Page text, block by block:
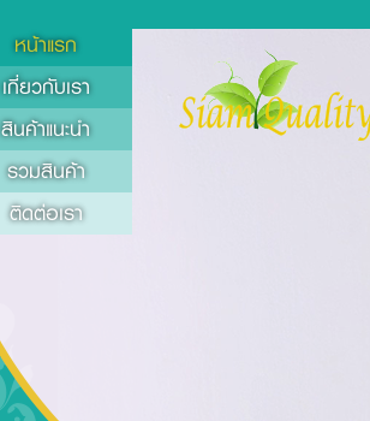
หน้าแรก
เกี่ยวกับเรา
สินค้าแนะนำ
รวมสินค้า
ติดต่อเรา